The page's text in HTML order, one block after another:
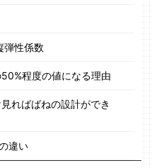
弾性係数
程度の値になる理由
ればばねの設計ができ
違い